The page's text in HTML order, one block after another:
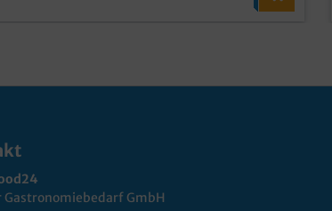
Gastronomiebedarf GmbH